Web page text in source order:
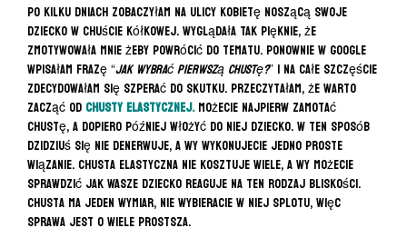
Po kilku dniach zobaczyłam na ulicy kobietę noszącą swoje
dziecko w chuście kółkowej. Wyglądała TAK pięknie, że
zmotywowała mnie żeby powrócić do tematu. Ponownie w google
wpisałam frazę “Jak wybrać pierwszą chustę?” i na całe szczęście
zdecydowałam się szperać do skutku. Przeczytałam, że warto
zacząć od chusty elastycznej.Możecie najpierw zamotać
chustę, a dopiero później włożyć do niej dziecko. W ten sposób
dzidziuś się nie denerwuje, a Wy wykonujecie jedno proste
wiązanie. Chusta elastyczna nie kosztuje wiele, a Wy możecie
sprawdzić jak Wasze dziecko reaguje na ten rodzaj bliskości.
Chusta ma jeden wymiar, nie wybieracie w niej splotu, więc
sprawa jest o wiele prostsza.